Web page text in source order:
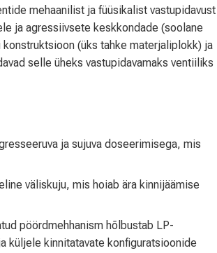
mehaanilist ja füüsikalist vastupidavust
ja agressiivsete keskkondade (soolane
(üks tahke materjaliplokk) ja
selle üheks vastupidavamaks ventiiliks
ja sujuva doseerimisega, mis
väliskuju, mis hoiab ära kinnijäämise
pöördmehhanism hõlbustab LP-
küljele kinnitatavate konfiguratsioonide